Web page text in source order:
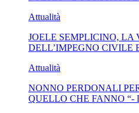
SECOLO CON I ”CLERICI
Attualità
JOELE SEMPLICINO, LA
DELL’IMPEGNO CIVILE
Attualità
NONNO PERDONALI
QUELLO CHE FANNO “-